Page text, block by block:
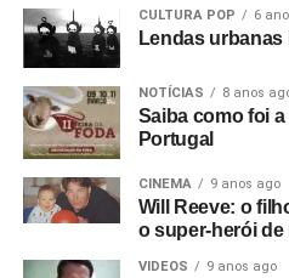
CULTURA POP 6
Lendas
NOTÍCIAS 8 anos
Saiba como foi
Portugal
CINEMA 9 anos ago
Will Reeve: o
o super-herói de
VIDEOS 9 anos ago